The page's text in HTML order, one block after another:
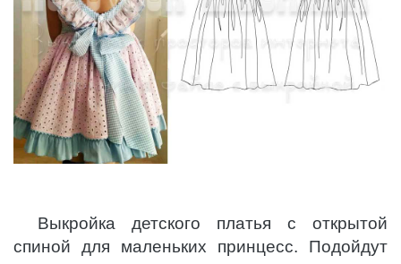
Выкройка детского платья с открытой
спиной для маленьких принцесс. Подойдут